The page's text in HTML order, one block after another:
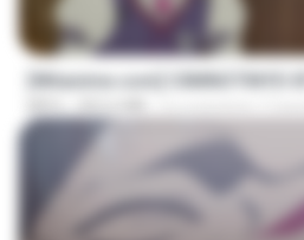
[Witanime.com] CIIMNOTINYD